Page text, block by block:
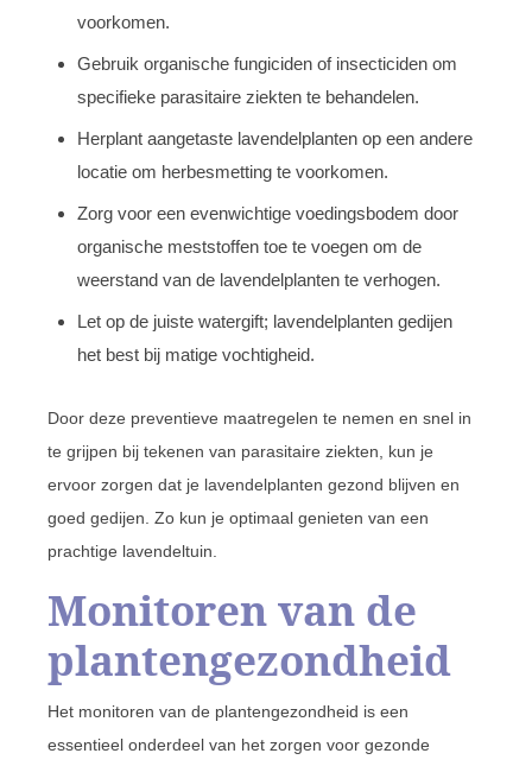
voorkomen.
Gebruik organische fungiciden of insecticiden om
specifieke parasitaire ziekten te behandelen.
Herplant aangetaste lavendelplanten op een andere
locatie om herbesmetting te voorkomen.
Zorg voor een evenwichtige voedingsbodem door
organische meststoffen toe te voegen om de
weerstand van de lavendelplanten te verhogen.
Let op de juiste watergift; lavendelplanten gedijen
het best bij matige vochtigheid.
Door deze preventieve maatregelen te nemen en snel in
te grijpen bij tekenen van parasitaire ziekten, kun je
ervoor zorgen dat je lavendelplanten gezond blijven en
goed gedijen. Zo kun je optimaal genieten van een
prachtige lavendeltuin.
Monitoren van de
plantengezondheid
Het monitoren van de plantengezondheid is een
essentieel onderdeel van het zorgen voor gezonde